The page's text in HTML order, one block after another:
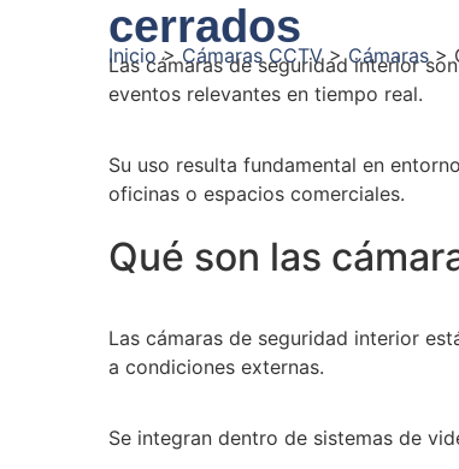
cerrados
Inicio>Cámaras CCTV>Cámaras>
Las cámaras de seguridad interior
eventos relevantes en tiempo real.
Su uso resulta fundamental en
oficinas o espacios comerciales.
Qué son las
Las cámaras de seguridad interior
a condiciones externas.
Se integran dentro de sistemas de